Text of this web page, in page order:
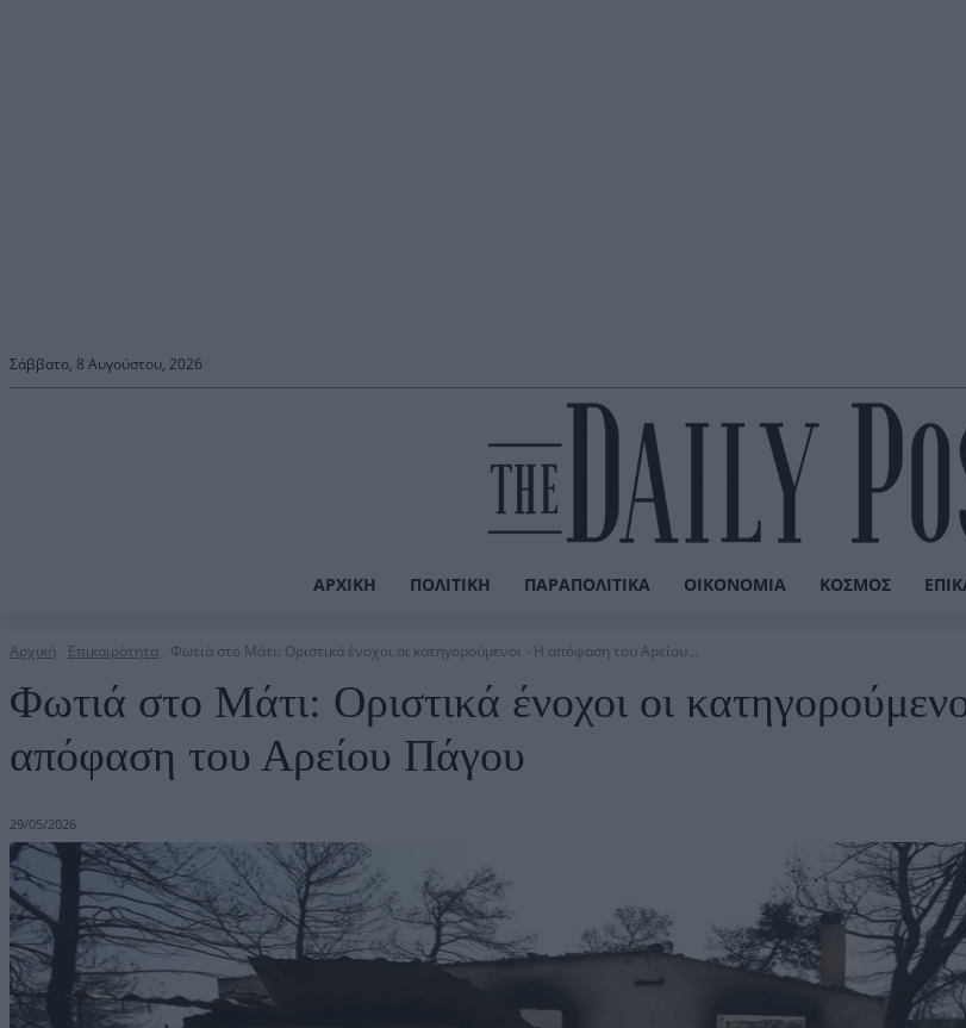
Σάββατο, 8 Αυγούστου, 2026
ΑΡΧΙΚΉ ΠΟΛΙΤΙΚΉ ΠΑΡΑΠΟΛΙΤΙΚΆ ΟΙΚΟΝΟΜΊΑ ΚΌΣΜΟΣ
Αρχική Επικαιρότητα Φωτιά στο Μάτι: Οριστικά ένοχοι οι κατηγορούμενοι - Η απόφαση του Αρείου...
Φωτιά στο Μάτι: Οριστικά ένοχοι οι
απόφαση του Αρείου Πάγου
29/05/2026